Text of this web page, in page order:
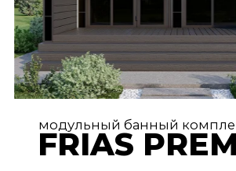
модульный банный комплекс
TISAN LUXE